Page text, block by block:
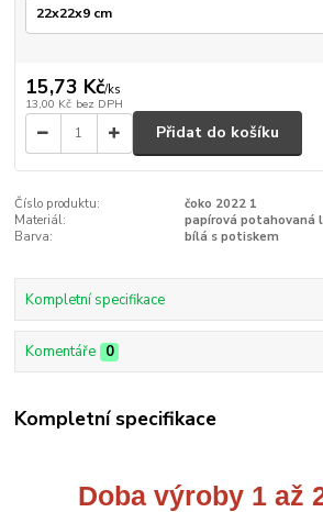
15,73 Kč/ks
13,00 Kč bez DPH
Přidat do košíku
Číslo produktu:
čoko 2022 1
Materiál:
papírová potahovaná
Barva:
bílá s potiskem
Kompletní specifikace
Komentáře 0
Kompletní specifikace
Doba výroby 1 až